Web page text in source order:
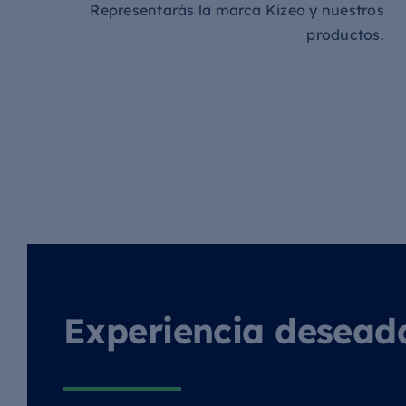
Representarás la marca Kizeo y nuestros
productos.
Experiencia